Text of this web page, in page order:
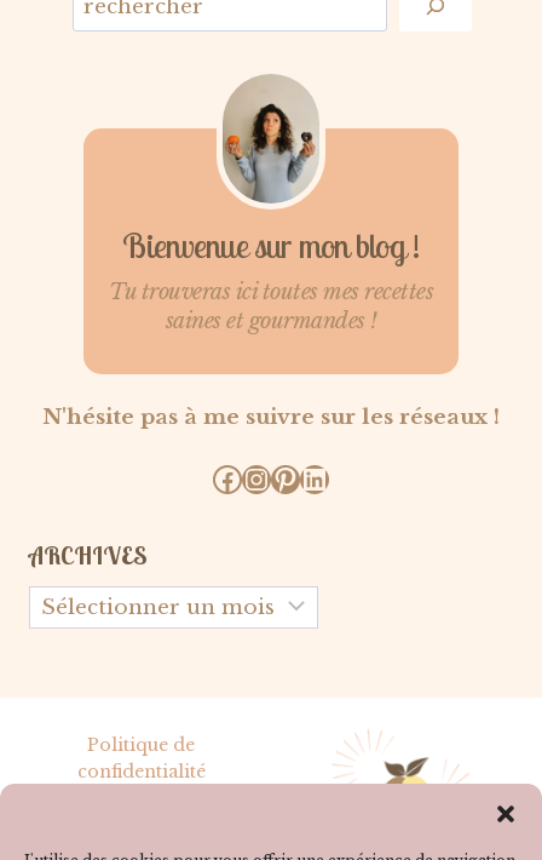
Bienvenue sur mon blog !
Tu trouveras ici toutes mes recettes
saines et gourmandes !
N'hésite pas à me suivre sur les réseaux !
Facebook
Instagram
Pinterest
LinkedIn
ARCHIVES
Archives
Politique de
confidentialité